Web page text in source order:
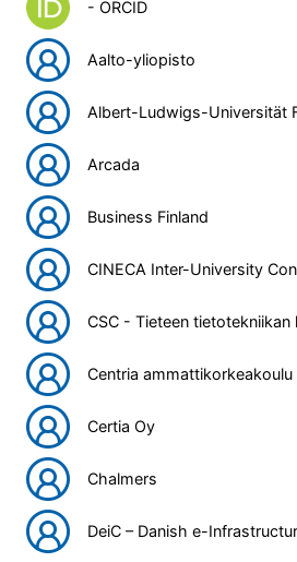
- ORCID
Aalto-yliopisto
Albert-Ludwigs-Universität
Arcada
Business Finland
CINECA Inter-University
CSC - Tieteen tietotekniikan
Centria ammattikorkeakoulu
Certia Oy
Chalmers
DeiC – Danish e-